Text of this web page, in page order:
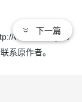
www.cnblogs.c
系原作者。
下一篇